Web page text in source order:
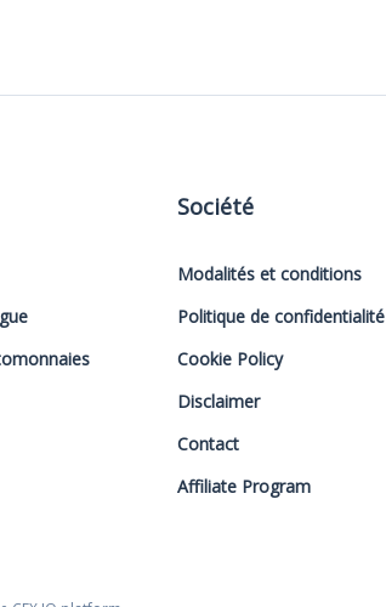
Société
Modalités et conditions
Politique de confidentialité
Cookie Policy
Disclaimer
Contact
Affiliate Program